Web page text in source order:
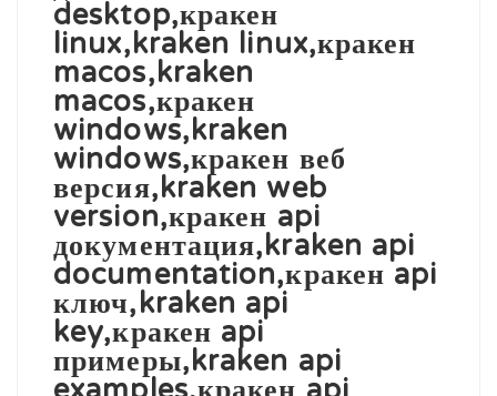
desktop,кракен
linux,kraken linux,кракен
macos,kraken
macos,кракен
windows,kraken
windows,кракен веб
версия,kraken web
version,кракен api
документация,kraken api
documentation,кракен api
ключ,kraken api
key,кракен api
примеры,kraken api